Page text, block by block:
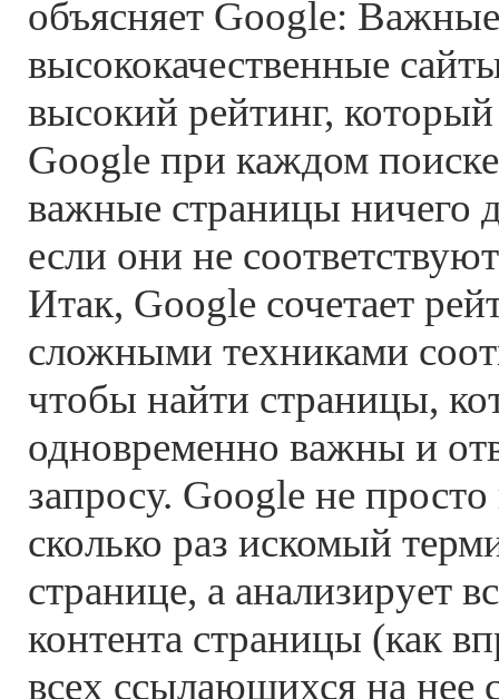
объясняет Google: Важные
высококачественные
высокий рейтинг, который
Google при каждом
важные страницы ничего
если они не
Итак, Google сочетает
сложными техниками
чтобы найти страницы,
одновременно важны и
запросу. Google не
сколько раз искомый
странице, а анализирует
контента страницы (как
всех ссылающихся на нее